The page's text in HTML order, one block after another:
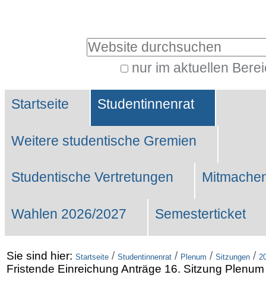
Website durchsuchen
nur im aktuellen
Suche…
Sektionen
Startseite Studentinnenrat
Weitere studentische Gremien
Studentische Vertretungen
Wahlen 2026/2027 Semesterticket
Sie sind hier: Startseite / Studentinnenrat / Plenum / Sitzungen /
Fristende Einreichung Anträge 16. Sitzung